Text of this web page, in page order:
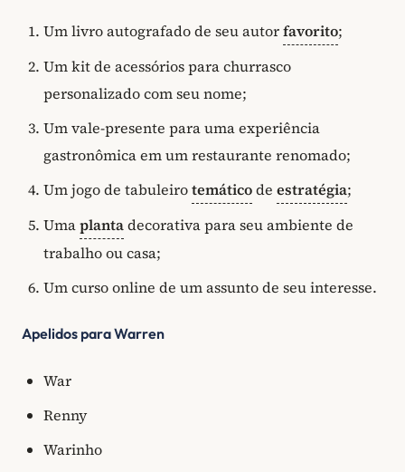
Um livro autografado de seu autorfavorito;
Um kit de acessórios para churrasco
personalizado com seu nome;
Um vale-presente para uma experiência
gastronômica em um restaurante renomado;
Um jogo de tabuleirotemáticode estratégia;
Umaplantadecorativa para seu ambiente de
trabalho ou casa;
Um curso online de um assunto de seu interesse.
Apelidos para Warren
War
Renny
Warinho